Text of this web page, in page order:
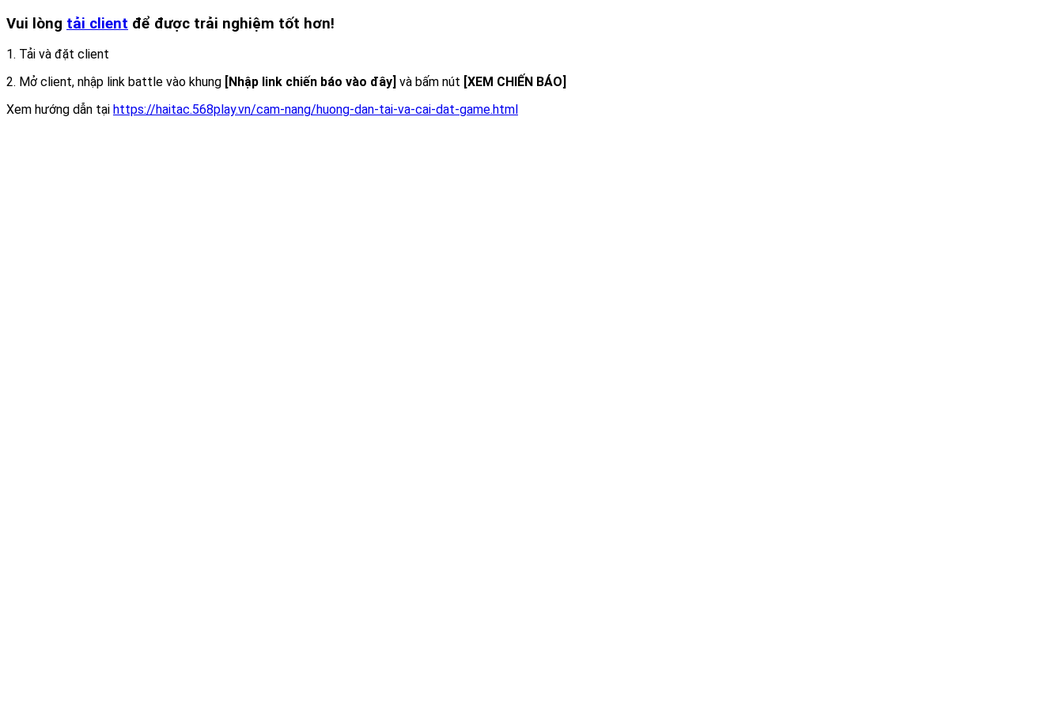
Vui lòng tải client để được trải nghiệm tốt hơn!
1. Tải và đặt client
2. Mở client, nhập link battle vào khung
[Nhập link chiến báo vào đây] và bấm nút [XEM CHIẾN BÁO]
Xem hướng dẫn tại https://haitac.568play.vn/cam-nang/huong-dan-tai-va-cai-dat-game.html